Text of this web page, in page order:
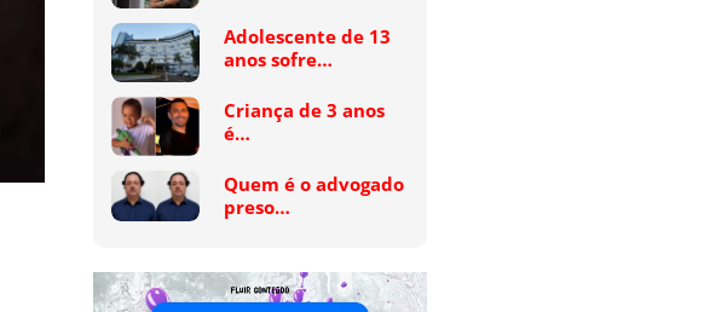
Adolescente de 13
anos sofre…
Criança de 3 anos
é…
Quem é o advogado
preso…